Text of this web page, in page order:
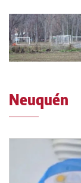
Neuquén